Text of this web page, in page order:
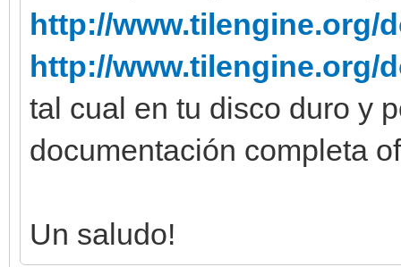
http://www.tilengine.org/
http://www.tilengine.org/
tal cual en tu disco duro y
documentación completa
Un saludo!